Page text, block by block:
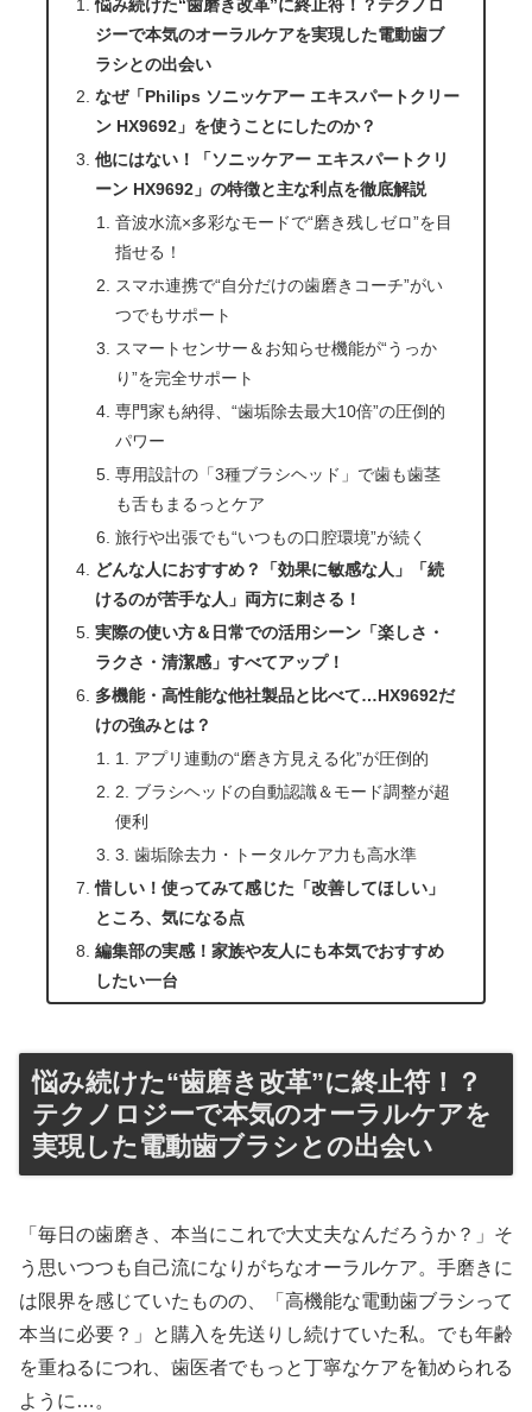
悩み続けた“歯磨き改革”に終止符！？テクノロ
ジーで本気のオーラルケアを実現した電動歯ブ
ラシとの出会い
なぜ「Philips ソニッケアー エキスパートクリー
ン HX9692」を使うことにしたのか？
他にはない！「ソニッケアー エキスパートクリ
ーン HX9692」の特徴と主な利点を徹底解説
音波水流×多彩なモードで“磨き残しゼロ”を目
指せる！
スマホ連携で“自分だけの歯磨きコーチ”がい
つでもサポート
スマートセンサー＆お知らせ機能が“うっか
り”を完全サポート
専門家も納得、“歯垢除去最大10倍”の圧倒的
パワー
専用設計の「3種ブラシヘッド」で歯も歯茎
も舌もまるっとケア
旅行や出張でも“いつもの口腔環境”が続く
どんな人におすすめ？「効果に敏感な人」「続
けるのが苦手な人」両方に刺さる！
実際の使い方＆日常での活用シーン「楽しさ・
ラクさ・清潔感」すべてアップ！
多機能・高性能な他社製品と比べて…HX9692だ
けの強みとは？
1. アプリ連動の“磨き方見える化”が圧倒的
2. ブラシヘッドの自動認識＆モード調整が超
便利
3. 歯垢除去力・トータルケア力も高水準
惜しい！使ってみて感じた「改善してほしい」
ところ、気になる点
編集部の実感！家族や友人にも本気でおすすめ
したい一台
悩み続けた“歯磨き改革”に終止符！？
テクノロジーで本気のオーラルケアを
実現した電動歯ブラシとの出会い
「毎日の歯磨き、本当にこれで大丈夫なんだろうか？」そ
う思いつつも自己流になりがちなオーラルケア。手磨きに
は限界を感じていたものの、「高機能な電動歯ブラシって
本当に必要？」と購入を先送りし続けていた私。でも年齢
を重ねるにつれ、歯医者でもっと丁寧なケアを勧められる
ように…。